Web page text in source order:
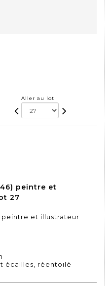
Aller au lot
peintre et
27
peintre et illustrateur
écailles, réentoilé